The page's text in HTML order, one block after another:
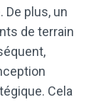
De plus, un
de terrain
Cela